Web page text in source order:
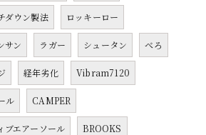
ダウン製法 ロッキーロー
サン ラガー シュータン べろ
経年劣化 Vibram7120
ル CAMPER
ブエアーソール BROOKS